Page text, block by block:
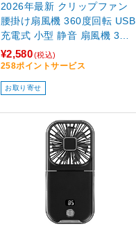
2026年最新 クリップファン
腰掛け扇風機 360度回転 USB
充電式 小型 静音 扇風機 3段
階風量調節 軽量 ハンディファ
ン 暑さ対策 ベルトファン グ
レージュ TPF-019-GG
¥2,580(税込)
258ポイントサービス
お取り寄せ